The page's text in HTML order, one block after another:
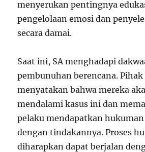
menyerukan pentingnya
pengelolaan emosi dan
secara damai.
Saat ini, SA menghadapi
pembunuhan berencana.
menyatakan bahwa mereka
mendalami kasus ini dan
pelaku mendapatkan
dengan tindakannya. Proses
diharapkan dapat berjalan